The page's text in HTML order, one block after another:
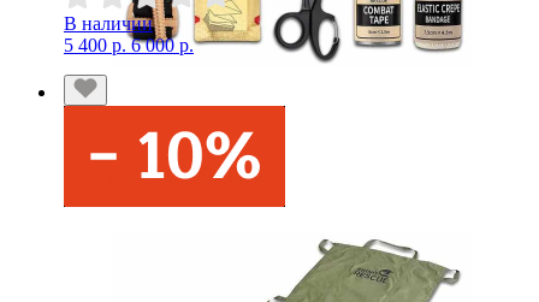
В наличии
5 400 р. 6 000 р.